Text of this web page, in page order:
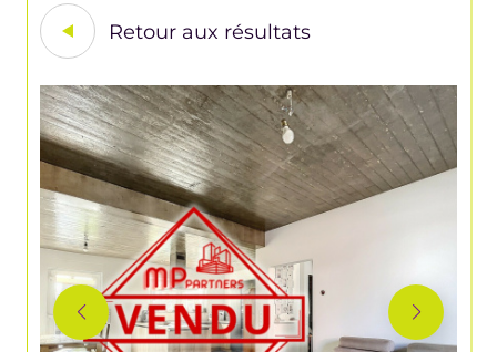
Retour aux résultats